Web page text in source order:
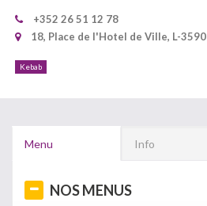
+352 26 51 12 78
18, Place de l'Hotel de Ville, L-
Kebab
Menu Info
NOS MENUS